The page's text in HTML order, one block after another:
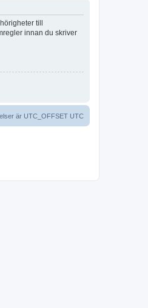
till
innan du skriver
är UTC_OFFSET UTC